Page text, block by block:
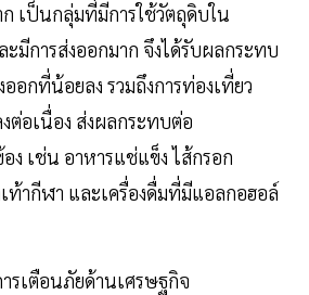
เป็นกลุ่มที่มีการใช้วัตถุดิบใน
มีการส่งออกมาก จึงได้รับผลกระทบ
ออกที่น้อยลง รวมถึงการท่องเที่ยว
ต่อเนื่อง ส่งผลกระทบต่อ
ง เช่น อาหารแช่แข็ง ไส้กรอก
เท้ากีฬา และเครื่องดื่มที่มีแอลกอฮอล์
รเตือนภัยด้านเศรษฐกิจ